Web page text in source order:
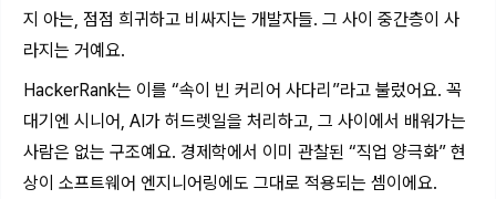
지 아는, 점점 희귀하고 비싸지는 개발자들. 그 사이 중간층이 사
라지는 거예요.
HackerRank는 이를 “속이 빈 커리어 사다리”라고 불렀어요. 꼭
대기엔 시니어, AI가 허드렛일을 처리하고, 그 사이에서 배워가는
사람은 없는 구조예요. 경제학에서 이미 관찰된 “직업 양극화” 현
상이 소프트웨어 엔지니어링에도 그대로 적용되는 셈이에요.